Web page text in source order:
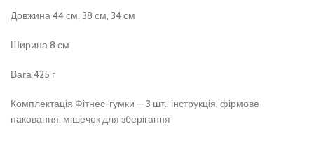
Довжина 44 см, 38 см, 34 см
Ширина 8 см
Вага 425 г
Комплектація Фітнес-гумки — 3 шт., інструкція, фірмове
паковання, мішечок для зберігання